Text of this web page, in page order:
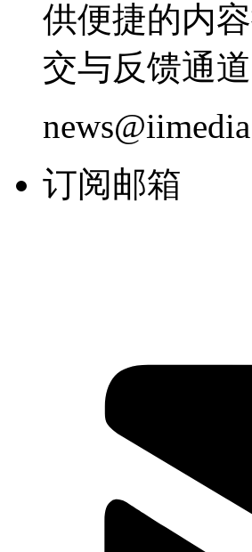
供便捷的内
交与反馈通道
订阅邮箱